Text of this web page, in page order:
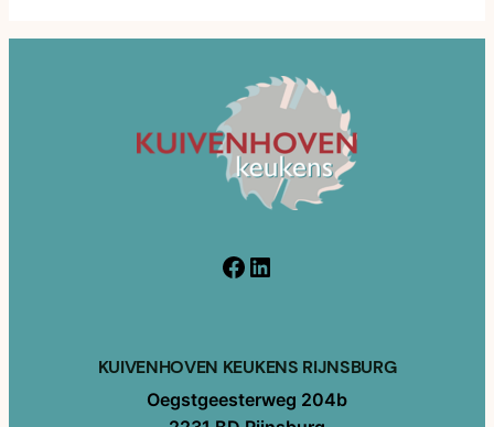
Facebook LinkedIn
KUIVENHOVEN KEUKENS RIJNSBURG
Oegstgeesterweg 204b